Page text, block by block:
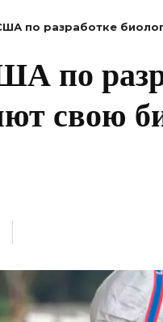
по разработке
по
свою